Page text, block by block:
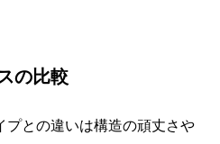
の比較
プとの違いは構造の頑丈さや